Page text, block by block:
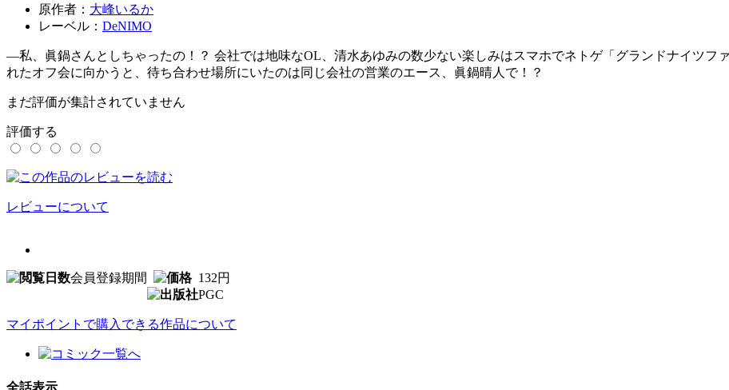
原作者： 大峰いるか
レーベル： DeNIMO
―私、眞鍋さんとしちゃったの！？ 会社では地味なOL、清水あゆみの数少ない楽しみはスマホでネトゲ「グランドナイツフ
れたオフ会に向かうと、待ち合わせ場所にいたのは同じ会社の営業のエース、眞鍋晴人で！？
まだ評価が集計されていません
評価する
レビューについて
会員登録期間
132円
PGC
マイポイントで購入できる作品について
全話表示